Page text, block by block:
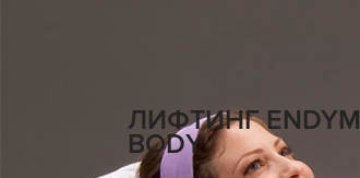
ЛИФТИНГ
BODY